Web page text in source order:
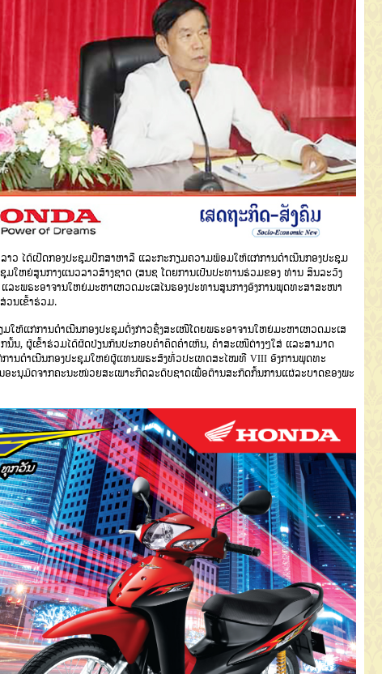
ໄດ້ເປີດກອງປະຊຸມປຶກສາຫາລື ແລະກະກຽມຄວາມພ້ອມໃຫ້ແກ່ການດຳເນີນກອງປະຊຸມ
ຫຍ່ສູນກາງແນວລາວສ້າງຊາດ (ສນ​ຊ ໂດຍການເປັນປະທານຮ່ວມຂອງ ທ່ານ ສິນລະວົງ
ະພຣະອາຈານໃຫຍ່ມະຫາເຫວດມະເສໄນຮອງປະທານສູນກາງອົງການພຸດທະສາສະໜາ
ວນເຂົ້າຮ່ວມ.
ຫ້ແກ່ການດຳເນີນກອງປະຊຸມດັ່ງກ່າວຊຶ່ງສະເໜີໂດຍພຣະອາຈານໃຫຍ່ມະຫາເຫວດມະເສ
ນ, ຜູ້ເຂົ້າຮ່ວມໄດ້ຜັດປ່ຽນກັນປະກອບຄຳຄິດຄຳເຫັນ, ຄຳສະເໜີຕ່າງໆໃສ່ ແລະສາມາດ
ານດຳເນີນກອງປະຊຸມໃຫຍ່ຜູ້ແທນພຣະສົງທົ່ວປະເທດສະໄໝທີ VIII ອົງການພຸດທະ
ນຸມັດຈາກຄະນະໜ່ວຍສະເພາະກິດລະດັບຊາດເພື່ອຕ້ານສະກັດກັ້ນການແຜ່ລະບາດຂອງພະ